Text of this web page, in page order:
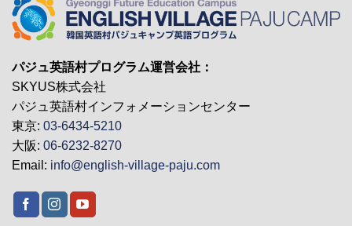
パジュ英語村プログラム運営会社：
SKYUS株式会社
パジュ英語村インフォメーションセンター
東京: 03-6434-5210
大阪: 06-6232-8270
Email: info@english-village-paju.com